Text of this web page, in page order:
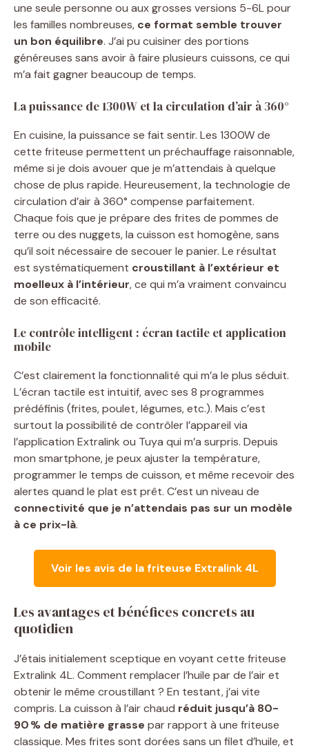
une seule personne ou aux grosses versions 5-6L pour
les familles nombreuses, ce format semble trouver
un bon équilibre. J’ai pu cuisiner des portions
généreuses sans avoir à faire plusieurs cuissons, ce qui
m’a fait gagner beaucoup de temps.
La puissance de 1300W et la circulation d’air à 360°
En cuisine, la puissance se fait sentir. Les 1300W de
cette friteuse permettent un préchauffage raisonnable,
même si je dois avouer que je m’attendais à quelque
chose de plus rapide. Heureusement, la technologie de
circulation d’air à 360° compense parfaitement.
Chaque fois que je prépare des frites de pommes de
terre ou des nuggets, la cuisson est homogène, sans
qu’il soit nécessaire de secouer le panier. Le résultat
est systématiquement croustillant à l’extérieur et
moelleux à l’intérieur, ce qui m’a vraiment convaincu
de son efficacité.
Le contrôle intelligent : écran tactile et application
mobile
C’est clairement la fonctionnalité qui m’a le plus séduit.
L’écran tactile est intuitif, avec ses 8 programmes
prédéfinis (frites, poulet, légumes, etc.). Mais c’est
surtout la possibilité de contrôler l’appareil via
l’application Extralink ou Tuya qui m’a surpris. Depuis
mon smartphone, je peux ajuster la température,
programmer le temps de cuisson, et même recevoir des
alertes quand le plat est prêt. C’est un niveau de
connectivité que je n’attendais pas sur un modèle
à ce prix-là.
Voir les avis de la friteuse Extralink 4L
Les avantages et bénéfices concrets au
quotidien
J’étais initialement sceptique en voyant cette friteuse
Extralink 4L. Comment remplacer l’huile par de l’air et
obtenir le même croustillant ? En testant, j’ai vite
compris. La cuisson à l’air chaud réduit jusqu’à 80-
90 % de matière grasse par rapport à une friteuse
classique. Mes frites sont dorées sans un filet d’huile, et